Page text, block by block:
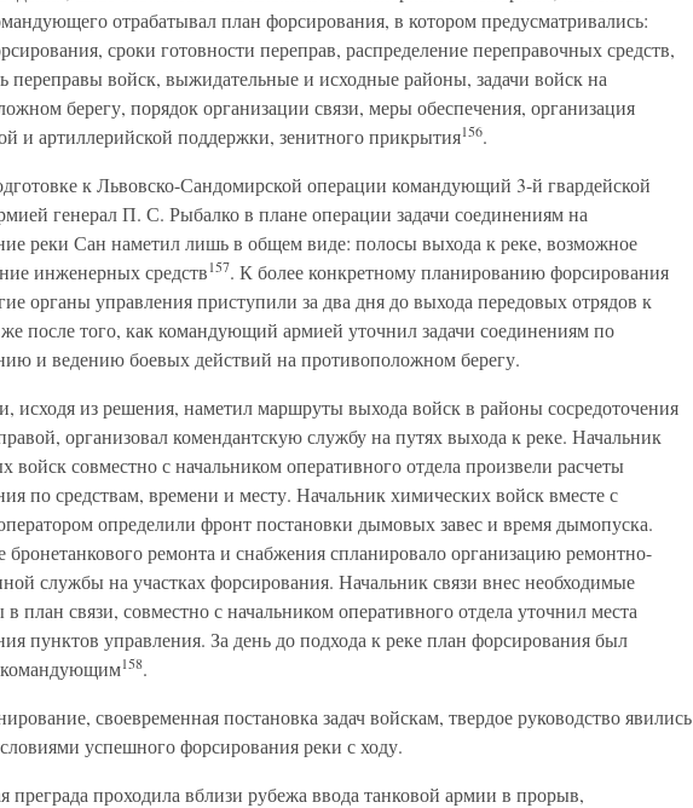
отрабатывал план форсирования, в котором предусматривались:
сроки готовности переправ, распределение переправочных средств,
переправы войск, выжидательные и исходные районы, задачи войск на
берегу, порядок организации связи, меры обеспечения, организация
и артиллерийской поддержки, зенитного прикрытия156.
к Львовско-Сандомирской операции командующий 3-й гвардейской
генерал П. С. Рыбалко в плане операции задачи соединениям на
реки Сан наметил лишь в общем виде: полосы выхода к реке, возможное
инженерных средств157. К более конкретному планированию форсирования
органы управления приступили за два дня до выхода передовых отрядов к
же после того, как командующий армией уточнил задачи соединениям по
и ведению боевых действий на противоположном берегу.
исходя из решения, наметил маршруты выхода войск в районы сосредоточения
организовал комендантскую службу на путях выхода к реке. Начальник
войск совместно с начальником оперативного отдела произвели расчеты
по средствам, времени и месту. Начальник химических войск вместе с
определили фронт постановки дымовых завес и время дымопуска.
бронетанкового ремонта и снабжения спланировало организацию ремонтно-
службы на участках форсирования. Начальник связи внес необходимые
в план связи, совместно с начальником оперативного отдела уточнил места
пунктов управления. За день до подхода к реке план форсирования был
158.
своевременная постановка задач войскам, твердое руководство явились
успешного форсирования реки с ходу.
преграда проходила вблизи рубежа ввода танковой армии в прорыв,